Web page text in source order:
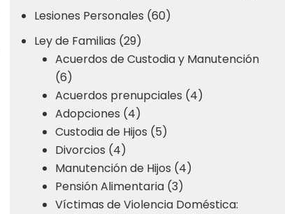
Lesiones Personales (60)
Ley de Familias (29)
Acuerdos de Custodia y Manutención
(6)
Acuerdos prenupciales (4)
Adopciones (4)
Custodia de Hijos (5)
Divorcios (4)
Manutención de Hijos (4)
Pensión Alimentaria (3)
Víctimas de Violencia Doméstica: